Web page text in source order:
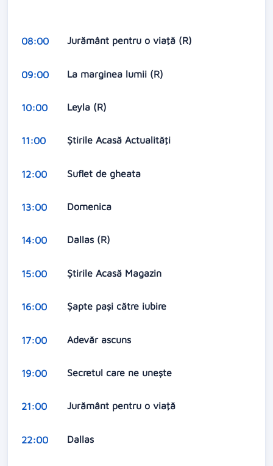
08:00 Jurământ pentru o viaţă (R)
09:00 La marginea lumii (R)
10:00 Leyla (R)
11:00 Ştirile Acasă Actualităţi
12:00 Suflet de gheata
13:00 Domenica
14:00 Dallas (R)
15:00 Ştirile Acasă Magazin
16:00 Șapte pași către iubire
17:00 Adevăr ascuns
19:00 Secretul care ne unește
21:00 Jurământ pentru o viaţă
22:00 Dallas